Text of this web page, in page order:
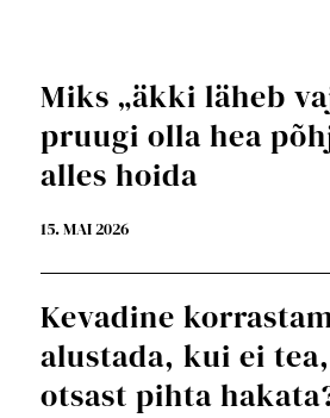
Miks „äkki läheb
pruugi olla hea
alles hoida
15. MAI 2026
Kevadine
alustada, kui ei
otsast pihta